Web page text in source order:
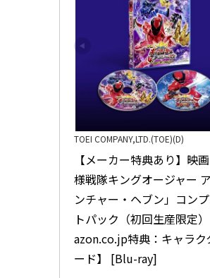
TOEI COMPANY,LTD.(TOE)(D)
【メーカー特典あり】映
様戦隊キングオージャー
ンチャー・ヘブン」コン
トパック（初回生産限定
azon.co.jp特典：キャラク
ード】 [Blu-ray]